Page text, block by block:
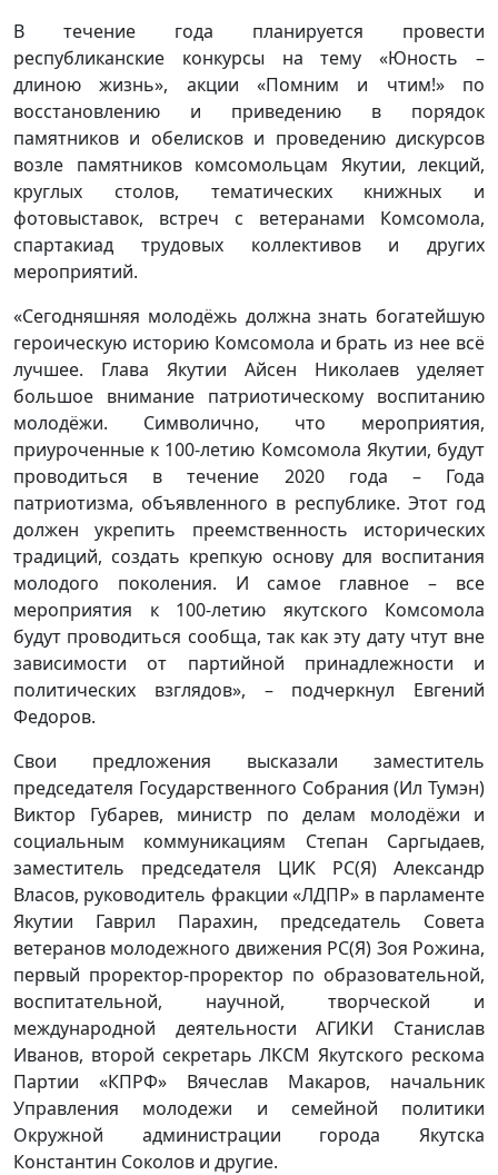
В течение года планируется провести
республиканские конкурсы на тему «Юность –
длиною жизнь», акции «Помним и чтим!» по
восстановлению и приведению в порядок
памятников и обелисков и проведению дискурсов
возле памятников комсомольцам Якутии, лекций,
круглых столов, тематических книжных и
фотовыставок, встреч с ветеранами Комсомола,
спартакиад трудовых коллективов и других
мероприятий.
«Сегодняшняя молодёжь должна знать богатейшую
героическую историю Комсомола и брать из нее всё
лучшее. Глава Якутии Айсен Николаев уделяет
большое внимание патриотическому воспитанию
молодёжи. Символично, что мероприятия,
приуроченные к 100-летию Комсомола Якутии, будут
проводиться в течение 2020 года – Года
патриотизма, объявленного в республике. Этот год
должен укрепить преемственность исторических
традиций, создать крепкую основу для воспитания
молодого поколения. И самое главное – все
мероприятия к 100-летию якутского Комсомола
будут проводиться сообща, так как эту дату чтут вне
зависимости от партийной принадлежности и
политических взглядов», – подчеркнул Евгений
Федоров.
Свои предложения высказали заместитель
председателя Государственного Собрания (Ил Тумэн)
Виктор Губарев, министр по делам молодёжи и
социальным коммуникациям Степан Саргыдаев,
заместитель председателя ЦИК РС(Я) Александр
Власов, руководитель фракции «ЛДПР» в парламенте
Якутии Гаврил Парахин, председатель Совета
ветеранов молодежного движения РС(Я) Зоя Рожина,
первый проректор-проректор по образовательной,
воспитательной, научной, творческой и
международной деятельности АГИКИ Станислав
Иванов, второй секретарь ЛКСМ Якутского рескома
Партии «КПРФ» Вячеслав Макаров, начальник
Управления молодежи и семейной политики
Окружной администрации города Якутска
Константин Соколов и другие.